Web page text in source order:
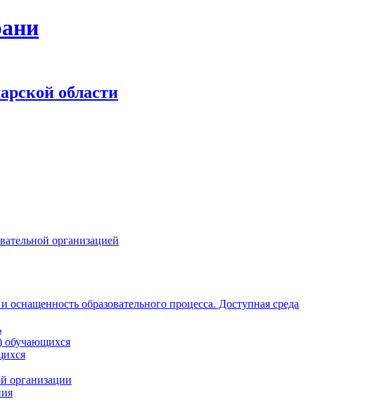
области
организацией
оснащенность образовательного процесса. Доступная среда
обучающихся
организации